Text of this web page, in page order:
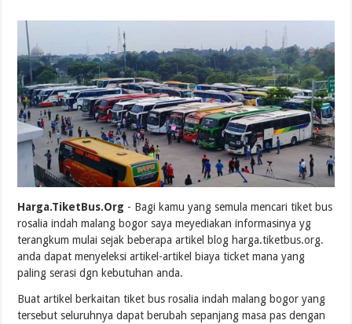
Harga.TiketBus.Org - Bagi kamu yang semula mencari tiket bus
rosalia indah malang bogor saya meyediakan informasinya yg
terangkum mulai sejak beberapa artikel blog harga.tiketbus.org.
anda dapat menyeleksi artikel-artikel biaya ticket mana yang
paling serasi dgn kebutuhan anda.
Buat artikel berkaitan tiket bus rosalia indah malang bogor yang
tersebut seluruhnya dapat berubah sepanjang masa pas dengan